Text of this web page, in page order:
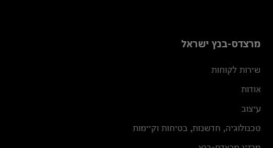
מרצדס-בנץ ישראל
שירות לקוחות
אודות
עיצוב
טכנולוגיה, חדשנות, בטיחות וקיימות